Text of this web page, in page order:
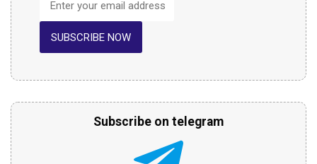
SUBSCRIBE NOW
Subscribe on telegram